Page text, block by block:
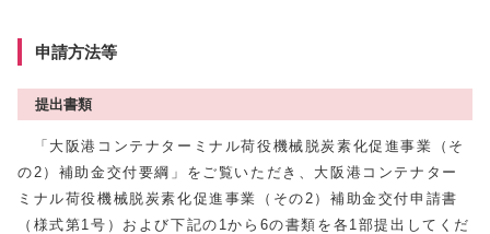
申請方法等
提出書類
「大阪港コンテナターミナル荷役機械脱炭素化促進事業（そ
の2）補助金交付要綱」をご覧いただき、大阪港コンテナター
ミナル荷役機械脱炭素化促進事業（その2）補助金交付申請書
（様式第1号）および下記の1から6の書類を各1部提出してくだ